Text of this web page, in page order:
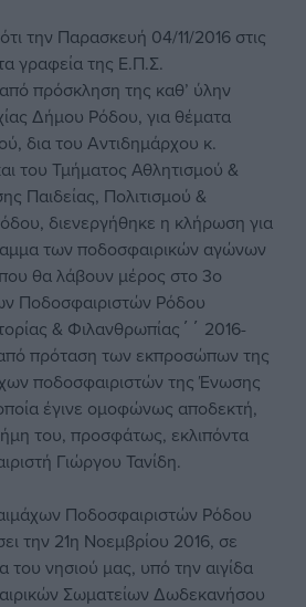
την Παρασκευή 04/11/2016 στις
γραφεία της Ε.Π.Σ.
πρόσκληση της καθ’ ύλην
Δήμου Ρόδου, για θέματα
δια του Αντιδημάρχου κ.
του Τμήματος Αθλητισμού &
Παιδείας, Πολιτισμού &
διενεργήθηκε η κλήρωση για
των ποδοσφαιρικών αγώνων
θα λάβουν μέρος στο 3ο
Ποδοσφαιριστών Ρόδου
& Φιλανθρωπίας΄΄ 2016-
πρόταση των εκπροσώπων της
ποδοσφαιριστών της Ένωσης
έγινε ομοφώνως αποδεκτή,
του, προσφάτως, εκλιπόντα
Γιώργου Τανίδη.
Ποδοσφαιριστών Ρόδου
την 21η Νοεμβρίου 2016, σε
του νησιού μας, υπό την αιγίδα
Σωματείων Δωδεκανήσου